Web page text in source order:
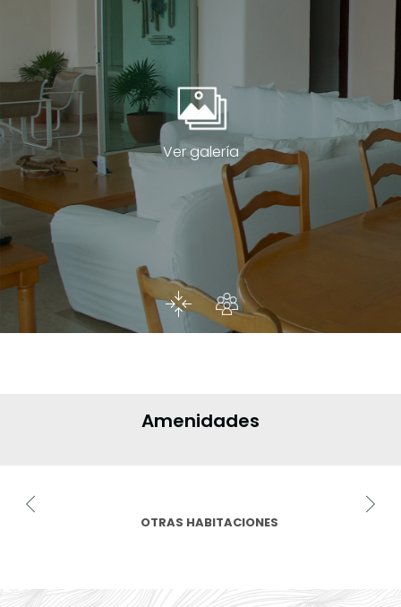
Ver galería
Amenidades
OTRAS HABITACIONES